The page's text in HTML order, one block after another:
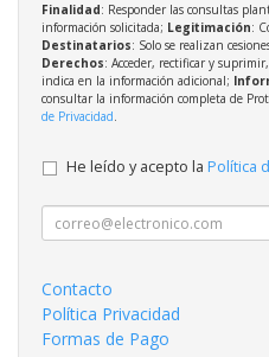
Finalidad: Responder las consultas
información solicitada; Legitimación:
Destinatarios: Solo se realizan
Derechos: Acceder, rectificar y
indica en la información adicional;
consultar la información completa de
de Privacidad.
He leído y acepto la Política
Contacto
Política Privacidad
Formas de Pago